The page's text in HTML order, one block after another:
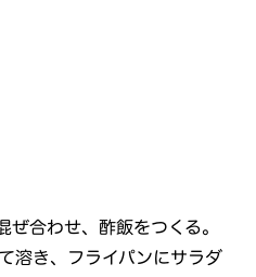
ぜ合わせ、酢飯をつくる。
溶き、フライパンにサラダ